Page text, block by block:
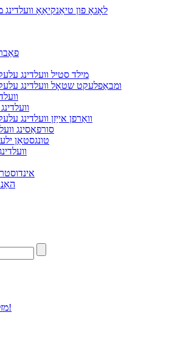
מילד סטיל וועלדינג
ומבאַפלעקט שטאָל וועלדינג
וואַרפן אייַזן וועלדינג
סורפאַסינג
טונגסטאַן
2024, מזל נייַ יאָר!